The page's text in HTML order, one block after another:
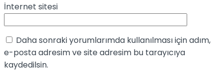
İnternet sitesi
Daha sonraki yorumlarımda kullanılması için adım,
e-posta adresim ve site adresim bu tarayıcıya
kaydedilsin.